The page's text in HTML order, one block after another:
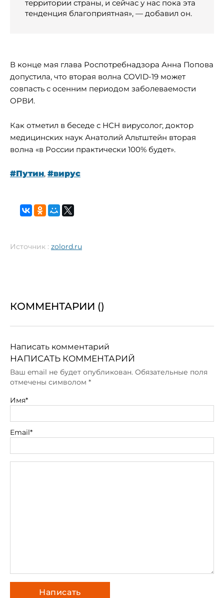
территории страны, и сейчас у нас пока эта
тенденция благоприятная», — добавил он.
В конце мая глава Роспотребнадзора Анна Попова
допустила, что вторая волна COVID-19 может
совпасть с осенним периодом заболеваемости
ОРВИ.
Как отметил в беседе с НСН вирусолог, доктор
медицинских наук Анатолий Альтштейн вторая
волна «в России практически 100% будет».
#Путин, #вирус
Источник : zolord.ru
КОММЕНТАРИИ ()
Написать комментарий
НАПИСАТЬ КОММЕНТАРИЙ
Ваш email не будет опубликован. Обязательные поля
отмечены символом *
Имя*
Email*